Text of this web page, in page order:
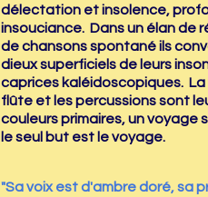
délectation et insolence,
insouciance. Dans un élan de
de chansons spontané ils
dieux superficiels de leurs
caprices kaléidoscopiques. La
flûte et les percussions sont
couleurs primaires, un voyage
le seul but est le voyage.
"Sa voix est d'ambre doré, sa